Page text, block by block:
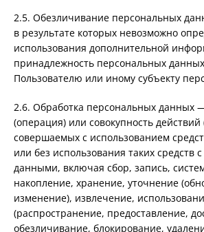
2.5. Обезличивание персональных
в результате которых невозможно
использования дополнительной
принадлежность персональных
Пользователю или иному субъекту
2.6. Обработка персональных данных
(операция) или совокупность
совершаемых с использованием
или без использования таких средств
данными, включая сбор, запись,
накопление, хранение, уточнение
изменение), извлечение,
(распространение, предоставление,
обезличивание, блокирование,